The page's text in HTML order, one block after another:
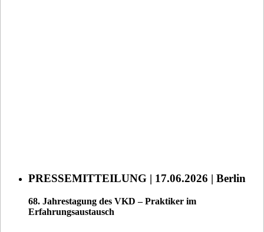
PRESSEMITTEILUNG | 17.06.2026 | Berlin
68. Jahrestagung des VKD – Praktiker im
Erfahrungsaustausch